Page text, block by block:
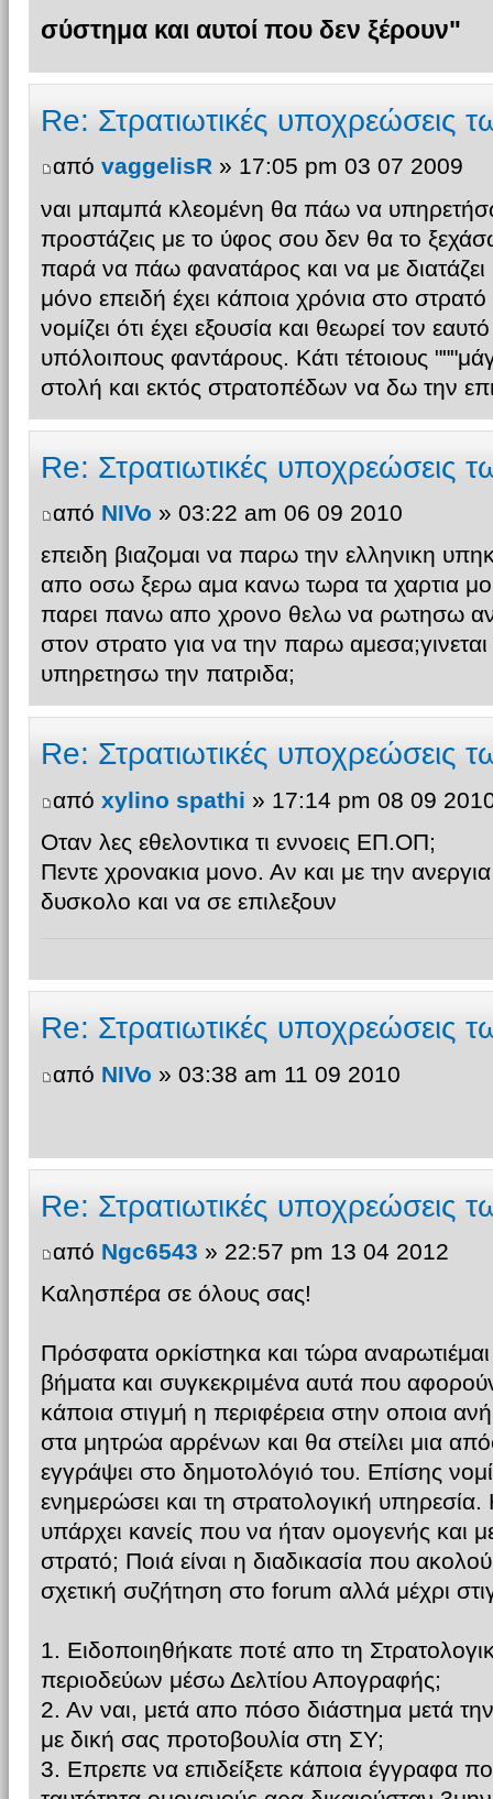
σύστημα και αυτοί που δεν ξέρουν"
Re: Στρατιωτικές
από vaggelisR » 17:05 pm 03 07 2009
ναι μπαμπά κλεομένη θα πάω να
προστάζεις με το ύφος σου δεν θα το
παρά να πάω φανατάρος και να με
μόνο επειδή έχει κάποια χρόνια στο στρατό
νομίζει ότι έχει εξουσία και θεωρεί τον
υπόλοιπους φαντάρους. Κάτι τέτοιους
στολή και εκτός στρατοπέδων να δω την
Re: Στρατιωτικές
από NIVo » 03:22 am 06 09 2010
επειδη βιαζομαι να παρω την ελληνικη
απο οσω ξερω αμα κανω τωρα τα χαρτια
παρει πανω απο χρονο θελω να ρωτησω
στον στρατο για να την παρω
υπηρετησω την πατριδα;
Re: Στρατιωτικές
από xylino spathi » 17:14 pm 08 09
Οταν λες εθελοντικα τι εννοεις ΕΠ.ΟΠ;
Πεντε χρονακια μονο. Αν και με την
δυσκολο και να σε επιλεξουν
Re: Στρατιωτικές
από NIVo » 03:38 am 11 09 2010
Re: Στρατιωτικές
από Ngc6543 » 22:57 pm 13 04 2012
Καλησπέρα σε όλους σας!
Πρόσφατα ορκίστηκα και τώρα αναρωτιέμαι
βήματα και συγκεκριμένα αυτά που
κάποια στιγμή η περιφέρεια στην οποια
στα μητρώα αρρένων και θα στείλει μια
εγγράψει στο δημοτολόγιό του. Επίσης
ενημερώσει και τη στρατολογική
υπάρχει κανείς που να ήταν ομογενής και
στρατό; Ποιά είναι η διαδικασία που
σχετική συζήτηση στο forum αλλά μέχρι
1. Ειδοποιηθήκατε ποτέ απο τη
περιοδεύων μέσω Δελτίου Απογραφής;
2. Αν ναι, μετά απο πόσο διάστημα μετά
με δική σας προτοβουλία στη ΣΥ;
3. Επρεπε να επιδείξετε κάποια έγγραφα